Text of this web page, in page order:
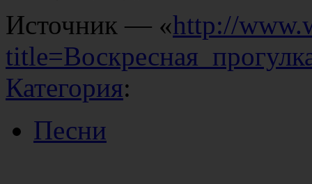
Источник — «http://
Категория:
Песни